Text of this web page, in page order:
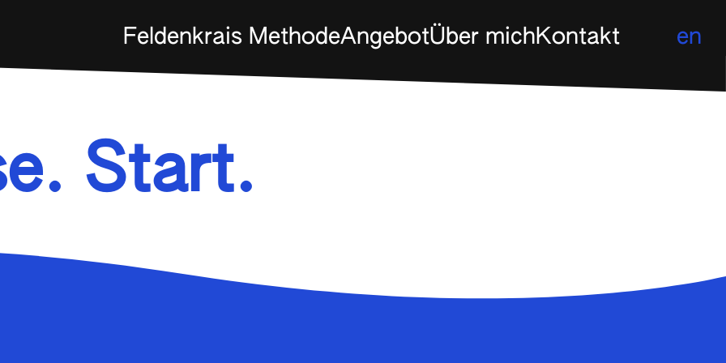
Feldenkrais MethodeAngebotÜber michKontakt en
Start.